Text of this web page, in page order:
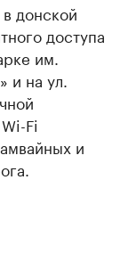
донской
доступа
им.
и на ул.
Fi
и